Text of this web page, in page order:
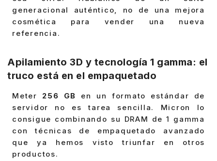
generacional auténtico, no de una mejora
cosmética para vender una nueva
referencia.
Apilamiento 3D y tecnología 1 gamma: el
truco está en el empaquetado
Meter 256 GB
en un formato estándar de
servidor no es tarea sencilla. Micron lo
consigue combinando su DRAM de 1 gamma
con técnicas de empaquetado avanzado
que ya hemos visto triunfar en otros
productos.